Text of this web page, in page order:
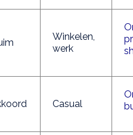
Winkelen,
werk
Casual